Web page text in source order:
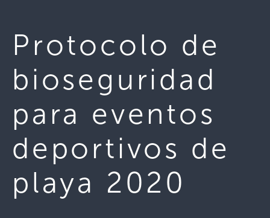
Protocolo de
bioseguridad
para eventos
deportivos de
playa 2020